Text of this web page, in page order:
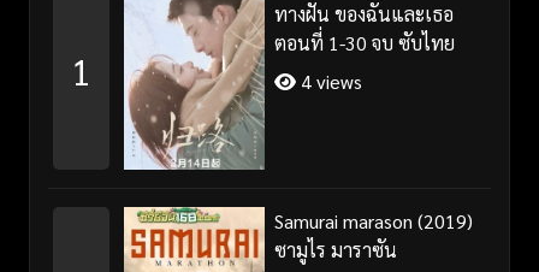
1
ทางฝัน ของฉันและเธอ
ตอนที่ 1-30 จบ ซับไทย
4 views
Samurai marason (2019)
ซามูไร มาราซัน